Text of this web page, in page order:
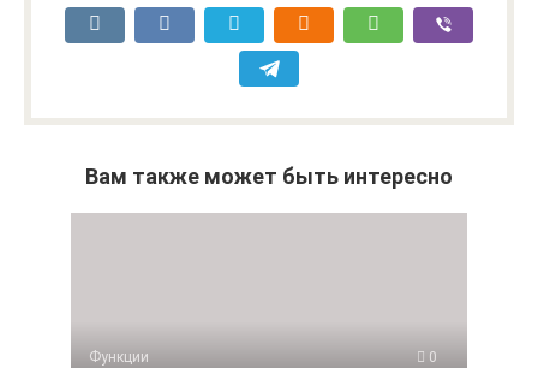
Вам также может быть интересно
Функции 0